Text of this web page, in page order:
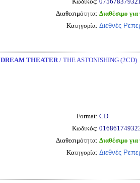
Διαθεσιμότητα: Διαθέσιμο
Κατηγορία: Διεθνές
DREAM THEATER/ THE ASTONISHING (2CD)
Format: CD
Κωδικός:
Διαθεσιμότητα: Διαθέσιμο
Κατηγορία: Διεθνές